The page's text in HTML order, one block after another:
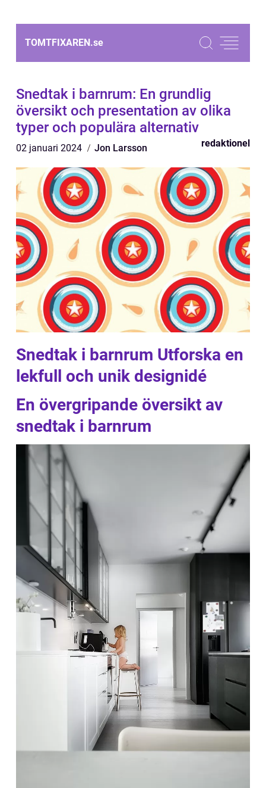
TOMTFIXAREN.se
Snedtak i barnrum: En grundlig
översikt och presentation av olika
typer och populära alternativ
02 januari 2024 Jon Larsson redaktionel
Snedtak i barnrum Utforska en
lekfull och unik designidé
En övergripande översikt av
snedtak i barnrum